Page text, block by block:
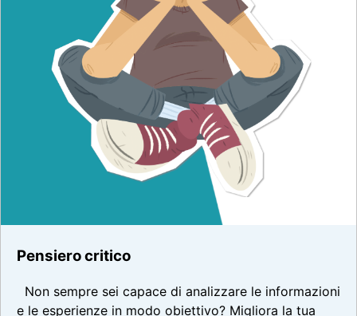
Pensiero critico
Non sempre sei capace di analizzare le informazioni
e le esperienze in modo obiettivo? Migliora la tua